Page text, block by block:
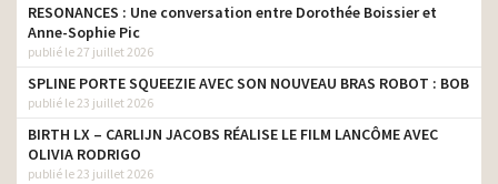
RESONANCES : Une conversation entre Dorothée Boissier et
Anne-Sophie Pic
publié le 27 juillet 2026
SPLINE PORTE SQUEEZIE AVEC SON NOUVEAU BRAS ROBOT : BOB
publié le 23 juillet 2026
BIRTH LX – CARLIJN JACOBS RÉALISE LE FILM LANCÔME AVEC
OLIVIA RODRIGO
publié le 23 juillet 2026